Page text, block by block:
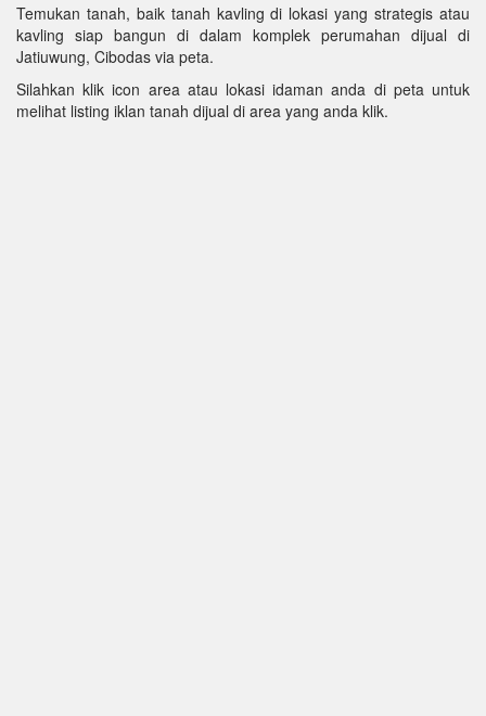
Temukan tanah, baik tanah kavling di lokasi yang strategis atau
kavling siap bangun di dalam komplek perumahan dijual di
Jatiuwung, Cibodas via peta.
Silahkan klik icon area atau lokasi idaman anda di peta untuk
melihat listing iklan tanah dijual di area yang anda klik.